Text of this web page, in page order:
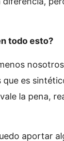
todo esto?
es
la pena,
aportar